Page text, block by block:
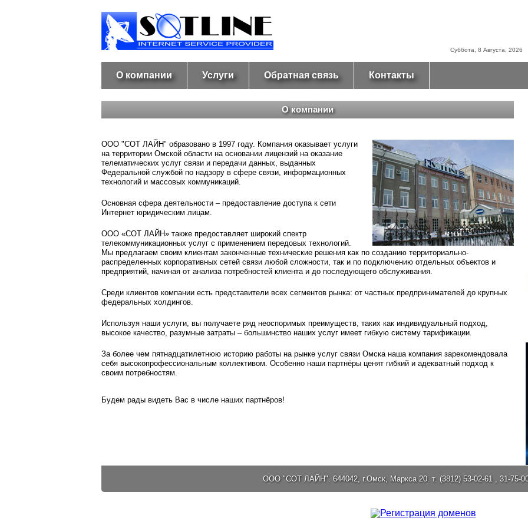
Суббота, 8 Августа, 2026
О компании Услуги Обратная связь Контакты
О компании
ООО "СОТ ЛАЙН" образовано в 1997 году. Компания оказывает услуги
на территории Омской области на основании лицензий на оказание
телематических услуг связи и передачи данных, выданных
Федеральной службой по надзору в сфере связи, информационных
технологий и массовых коммуникаций.
Основная сфера деятельности – предоставление доступа к сети
Интернет юридическим лицам.
ООО «СОТ ЛАЙН» также предоставляет широкий спектр
телекоммуникационных услуг с применением передовых технологий.
Мы предлагаем своим клиентам законченные технические решения как по созданию территориально-
распределенных корпоративных сетей связи любой сложности, так и по подключению отдельных объектов и
предприятий, начиная от анализа потребностей клиента и до последующего обслуживания.
Среди клиентов компании есть представители всех сегментов рынка: от частных предпринимателей до крупных
федеральных холдингов.
Используя наши услуги, вы получаете ряд неоспоримых преимуществ, таких как индивидуальный подход,
высокое качество, разумные затраты – большинство наших услуг имеет гибкую систему тарификации.
За более чем пятнадцатилетнюю историю работы на рынке услуг связи Омска наша компания зарекомендовала
себя высокопрофессиональным коллективом. Особенно наши партнёры ценят гибкий и адекватный подход к
своим потребностям.
Будем рады видеть Вас в числе наших партнёров!
ООО "СОТ ЛАЙН". 644042, г.Омск, Маркса 20. т. (3812) 53-02-61 , 31-75-